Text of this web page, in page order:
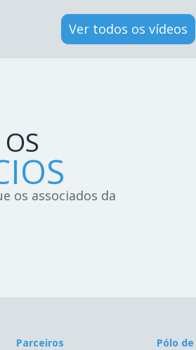
Ver todos os vídeos
os associados da
Parceiros
Pólo